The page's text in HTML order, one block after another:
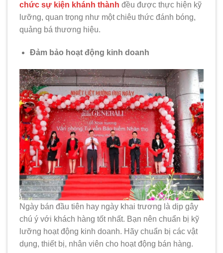
chức sự kiện khánh thành đều được thực hiện kỹ
lưỡng, quan trọng như một chiêu thức đánh bóng,
quảng bá thương hiệu.
Đảm bảo hoạt động kinh doanh
Ngày bán đầu tiên hay ngày khai trương là dịp gây
chú ý với khách hàng tốt nhất. Bạn nên chuẩn bị kỹ
lưỡng hoạt động kinh doanh. Hãy chuẩn bị các vật
dụng, thiết bị, nhân viên cho hoạt động bán hàng.